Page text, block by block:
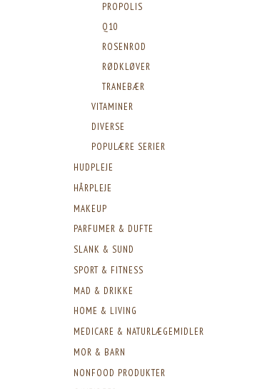
PROPOLIS
Q10
ROSENROD
RØDKLØVER
TRANEBÆR
VITAMINER
DIVERSE
POPULÆRE SERIER
HUDPLEJE
HÅRPLEJE
MAKEUP
PARFUMER & DUFTE
SLANK & SUND
SPORT & FITNESS
MAD & DRIKKE
HOME & LIVING
MEDICARE & NATURLÆGEMIDLER
MOR & BARN
NONFOOD PRODUKTER